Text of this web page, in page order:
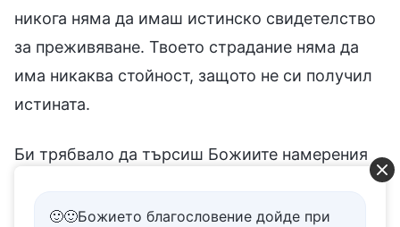
никога няма да имаш истинско свидетелство
за преживяване. Твоето страдание няма да
има никаква стойност, защото не си получил
истината.
Би трябвало да търсиш Божиите намерения
във всичко и трябва да търсиш истината във
всичко. Например, как търсиш истината по
🙂🙂Божието благословение дойде при